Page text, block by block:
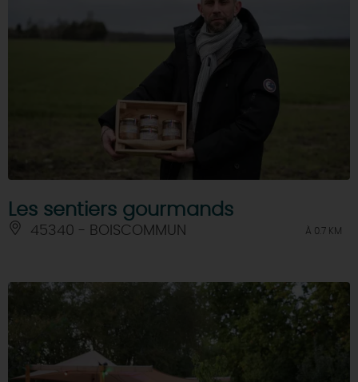
Les sentiers gourmands
45340 - BOISCOMMUN À 0.7 KM